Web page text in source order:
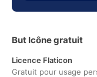
But Icône gratuit
Licence Flaticon
Gratuit pour usage